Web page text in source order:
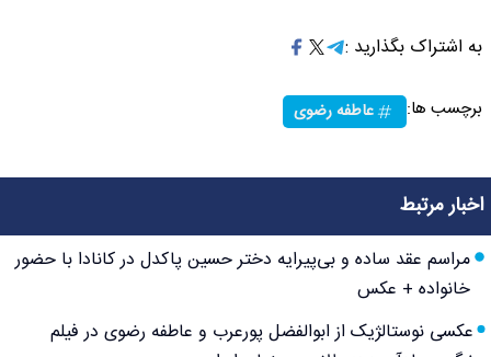
به اشتراک بگذارید :
برچسب ها: عاطفه رضوی
اخبار مرتبط
مراسم عقد ساده و بی‌پیرایه دختر حسین پاکدل در کانادا با حضور
خانواده + عکس
عکسی نوستالژیک از ابوالفضل پورعرب و عاطفه رضوی در فیلم